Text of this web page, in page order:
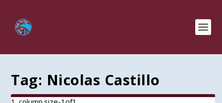
Tag: Nicolas Castillo